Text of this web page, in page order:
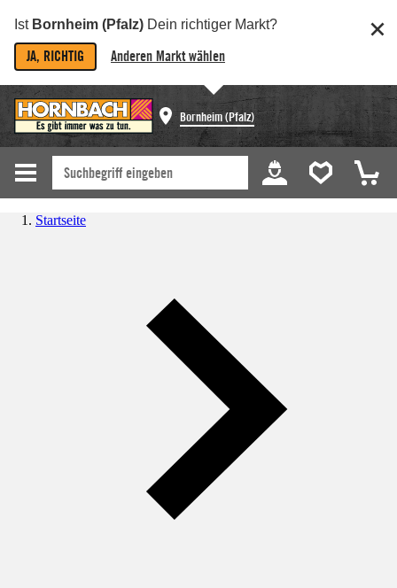
Ist Bornheim (Pfalz) Dein richtiger Markt?
JA, RICHTIG Anderen Markt wählen
Bornheim (Pfalz)
Startseite